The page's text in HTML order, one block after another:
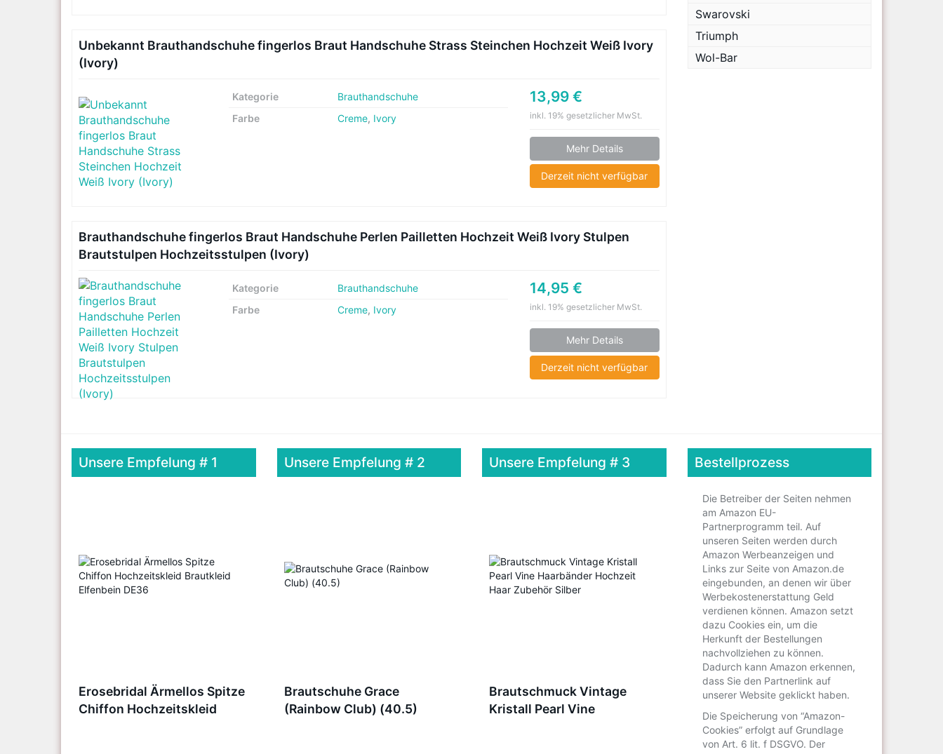
Unbekannt Brauthandschuhe fingerlos Braut Handschuhe Strass Steinchen Hochzeit Weiß Ivory
(Ivory)
13,99 €
inkl. 19% gesetzlicher MwSt.
Mehr Details
Derzeit nicht verfügbar
Kategorie
Brauthandschuhe
Farbe
Creme, Ivory
Brauthandschuhe fingerlos Braut Handschuhe Perlen Pailletten Hochzeit Weiß Ivory Stulpen
Brautstulpen Hochzeitsstulpen (Ivory)
14,95 €
inkl. 19% gesetzlicher MwSt.
Mehr Details
Derzeit nicht verfügbar
Kategorie
Brauthandschuhe
Farbe
Creme, Ivory
Swarovski
Triumph
Wol-Bar
Unsere Empfelung # 1
Erosebridal Ärmellos Spitze
Chiffon Hochzeitskleid
Unsere Empfelung # 2
Brautschuhe Grace
(Rainbow Club) (40.5)
Unsere Empfelung # 3
Brautschmuck Vintage
Kristall Pearl Vine
Bestellprozess
Die Betreiber der Seiten nehmen
am Amazon EU-
Partnerprogramm teil. Auf
unseren Seiten werden durch
Amazon Werbeanzeigen und
Links zur Seite von Amazon.de
eingebunden, an denen wir über
Werbekostenerstattung Geld
verdienen können. Amazon setzt
dazu Cookies ein, um die
Herkunft der Bestellungen
nachvollziehen zu können.
Dadurch kann Amazon erkennen,
dass Sie den Partnerlink auf
unserer Website geklickt haben.
Die Speicherung von “Amazon-
Cookies” erfolgt auf Grundlage
von Art. 6 lit. f DSGVO. Der